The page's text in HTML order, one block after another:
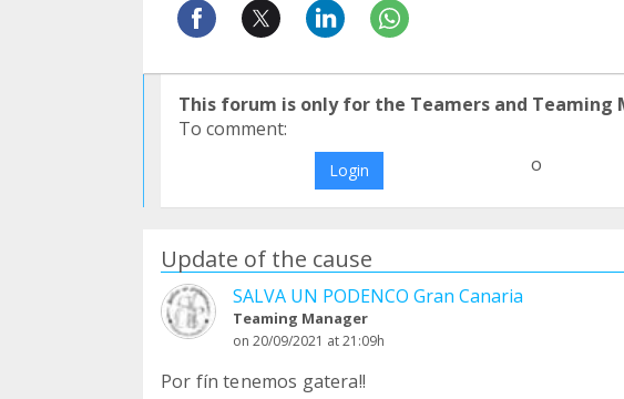
This forum is only for the Teamers and Teaming
To comment:
Login o
Update of the cause
SALVA UN PODENCO Gran Canaria
Teaming Manager
on 20/09/2021 at 21:09h
Por fín tenemos gatera!!